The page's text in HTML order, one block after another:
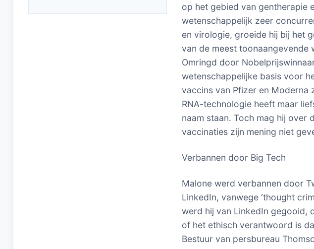
op het gebied van gentherapie
wetenschappelijk zeer
en virologie, groeide hij bij het
van de meest toonaangevende
Omringd door
wetenschappelijke basis voor
vaccins van Pfizer en Moderna
RNA-technologie heeft maar
naam staan. Toch mag hij over
vaccinaties zijn mening niet
Verbannen door Big Tech
Malone werd verbannen door
LinkedIn, vanwege ‘thought
werd hij van LinkedIn gegooid,
of het ethisch verantwoord is
Bestuur van persbureau